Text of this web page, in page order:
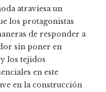
atraviesa un
los protagonistas
de responder a
sin poner en
los tejidos
en este
en la construcción